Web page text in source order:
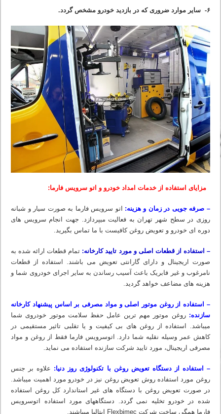
۶- سایر موارد ضروری که در بازدید خودرو مشخص گردد.
مزایای استفاده از خدمات امداد خودرو و اتو سرویس فارما:
– صرفه جویی در زمان و هزینه: اتو سرویس فارما به صورت سیار و شبانه
روزی در سطح شهر تهران به فعالیت میپردازد. جهت انجام سرویس های
دوره ای خودرو و تعویض روغن کافیست با ما تماس بگیرید.
– استفاده از قطعات اصلی و مورد تایید کارخانه: تمام قطعات ارائه شده به
صورت اریجینال و دارای گارانتی تعویض می باشند. استفاده از قطعات
نامرغوب و غیر فابریک باعث آسیب رساندن به سایر اجرای خودروی شما و
هزینه های مضاعف خواهد گردید.
– استفاده از روغن موتور اصلی و مواد مصرفی بر اساس پیشنهاد کارخانه
سازنده: روغن موتور مهم ترین عامل حفظ سلامت موتور خودروی شما
میباشد. استفاده از روغن های بی کیفیت و یا تقلبی تاثیر مستقیمی در
کاهش عمر وسیله نقلیه شما دارد. اتوسرویس فارما فقط از روغن و مواد
مصرفی اریجینال، مورد تایید شرکت سازنده استفاده می نماید.
– استفاده از دستگاه تعویض روغن با تکنولوژی روز دنیا: علاوه بر جنس
روغن مورد استفاده روش تعویض روغن نیز در خودرو مورد اهمیت میباشد.
در صورت تعویض روغن با دستگاه های غیر استاندارد کل روغن استفاده
شده در خودرو تخلیه نمی گردد. دستگاه‏های مورد استفاده اتوسرویس
فارما همگی ساخت شرکت Flexbimec ایتالیا میباشند.